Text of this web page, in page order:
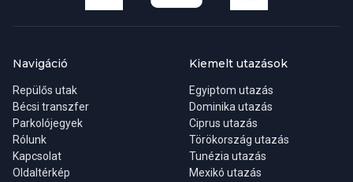
C/Ángel de Diego Roldán, 21 28016 Madrid,
Spanyolország
Misszióvezető:
Telefon:
- Munkaidőn belül +34-91-413-9850, +34-91-413-4137
Navigáció
Repülős utak
Bécsi transzfer
Parkolójegyek
Rólunk
Kapcsolat
Oldaltérkép
Kiemelt utazások
Egyiptom utazás
Dominika utazás
Ciprus utazás
Törökország utazás
Tunézia utazás
Mexikó utazás